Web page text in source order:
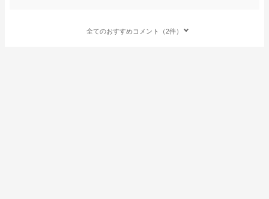
全てのおすすめコメント（2件）